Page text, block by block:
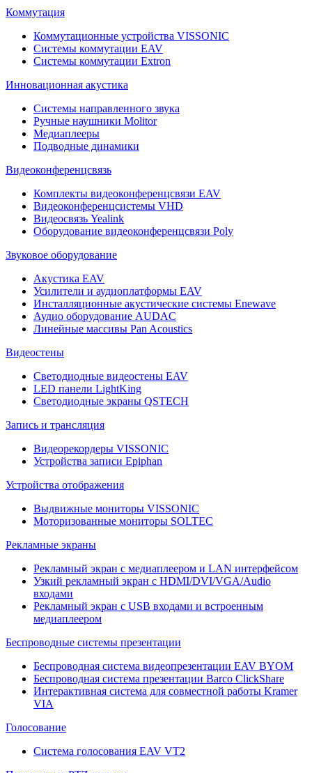
Коммутация
Коммутационные устройства VISSONIC
Системы коммутации EAV
Системы коммутации Extron
Инновационная акустика
Системы направленного звука
Ручные наушники Molitor
Медиаплееры
Подводные динамики
Видеоконференцсвязь
Комплекты видеоконференцсвязи EAV
Видеоконференцсистемы VHD
Видеосвязь Yealink
Оборудование видеоконференцсвязи Poly
Звуковое оборудование
Акустика EAV
Усилители и аудиоплатформы EAV
Инсталляционные акустические системы Enewave
Аудио оборудование AUDAC
Линейные массивы Pan Acoustics
Видеостены
Светодиодные видеостены EAV
LED панели LightKing
Светодиодные экраны QSTECH
Запись и трансляция
Видеорекордеры VISSONIC
Устройства записи Epiphan
Устройства отображения
Выдвижные мониторы VISSONIC
Моторизованные мониторы SOLTEC
Рекламные экраны
Рекламный экран с медиаплеером и LAN интерфейсом
Узкий рекламный экран с HDMI/DVI/VGA/Audio
входами
Рекламный экран с USB входами и встроенным
медиаплеером
Беспроводные системы презентации
Беспроводная система видеопрезентации EAV BYOM
Беспроводная система презентации Barco ClickShare
Интерактивная система для совместной работы Kramer
VIA
Голосование
Система голосования EAV VT2